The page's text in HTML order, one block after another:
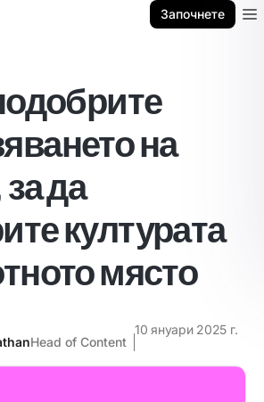
Започнете
на
да
културата
място
Head of Content
10 януари 2025 г.